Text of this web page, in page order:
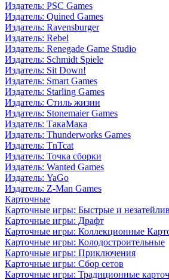
Издатель: PSC Games
Издатель: Quined Games
Издатель: Ravensburger
Издатель: Rebel
Издатель: Renegade Game Studio
Издатель: Schmidt Spiele
Издатель: Sit Down!
Издатель: Smart Games
Издатель: Starling Games
Издатель: Стиль жизни
Издатель: Stonemaier Games
Издатель: ТакаМака
Издатель: Thunderworks Games
Издатель: TnTcat
Издатель: Точка сборки
Издатель: Wanted Games
Издатель: YaGo
Издатель: Z-Man Games
Карточные
Карточные игры: Быстрые и
Карточные игры: Драфт
Карточные игры: Коллекционные
Карточные игры: Колодостроительные
Карточные игры: Приключения
Карточные игры: Сбор сетов
Карточные игры: Традиционные